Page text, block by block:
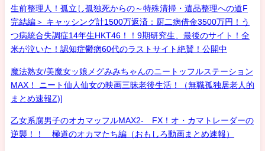
生前整理人！孤立し孤独死からの～特殊清掃・遺品整理への道F
完結編＞ キャッシング計1500万返済：厨二病借金3500万円！う
つ病統合失調症14年生HKT46！！9期研究生、最後のサイト！全
米が泣いた！認知症鬱病60代のラストサイト絶賛！公開中
魔法熟女/美魔女ッ娘メグみみちゃんのニートッフルステーション
MAX！ ニート仙人仙女の映画三昧老後生活！（無職孤独居老人的
まとめ速報Z)]
乙女系腐男子のオカマッフルMAX2- FX！オ・カマトレーダーの
逆襲！！ 極道のオカマたち編（おもしろ動画まとめ速報）